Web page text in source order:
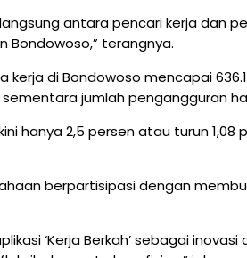
antara pencari kerja dan
Bondowoso,” terangnya.
kerja di Bondowoso mencapai
jumlah pengangguran
hanya 2,5 persen atau turun
berpartisipasi dengan
‘Kerja Berkah’ sebagai